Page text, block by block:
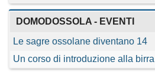
DOMODOSSOLA - EVENTI
Le sagre ossolane diventano 14
Un corso di introduzione alla birra